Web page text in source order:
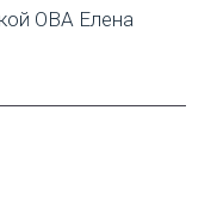
ОВА Елена